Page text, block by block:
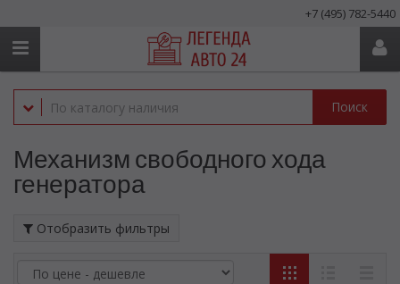
+7 (495) 782-5440
Поиск
Механизм свободного хода
генератора
Отобразить фильтры